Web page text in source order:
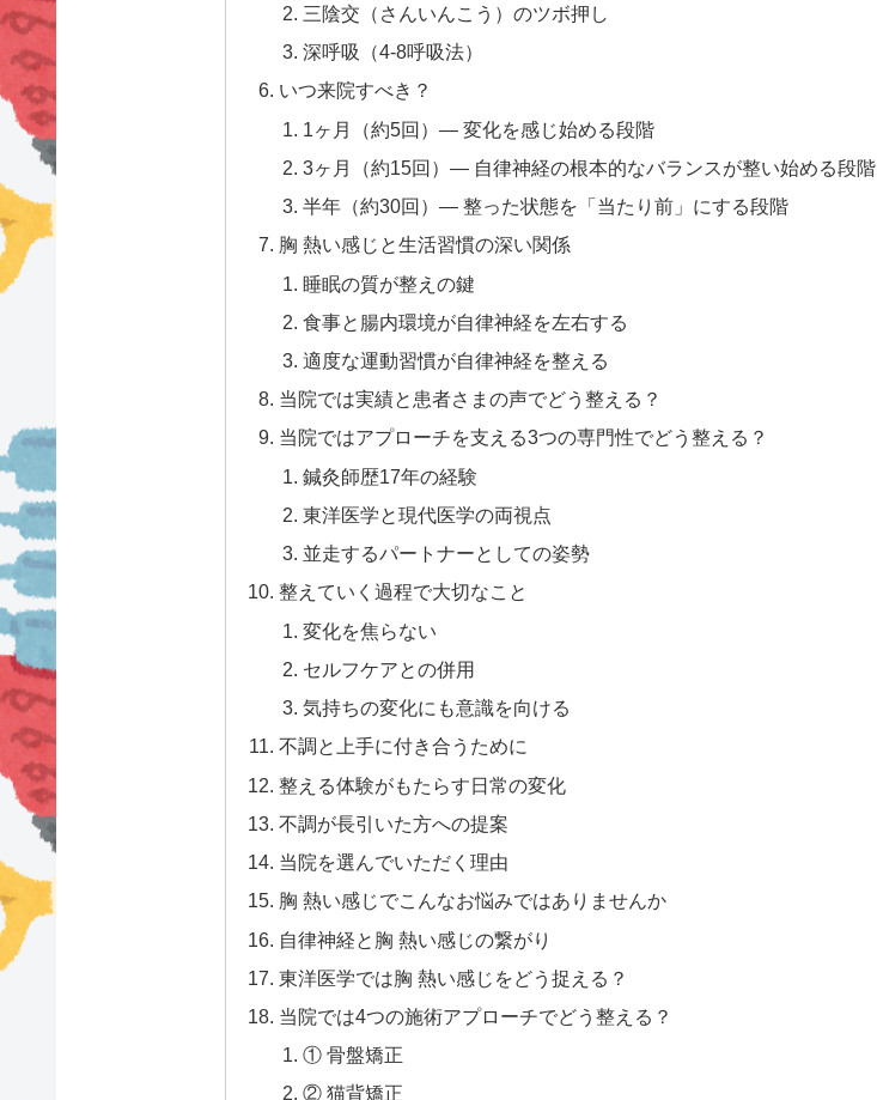
三陰交（さんいんこう）のツボ押し
深呼吸（4-8呼吸法）
いつ来院すべき？
1ヶ月（約5回）— 変化を感じ始める段階
3ヶ月（約15回）— 自律神経の根本的なバランスが整い始める段階
半年（約30回）— 整った状態を「当たり前」にする段階
胸 熱い感じと生活習慣の深い関係
睡眠の質が整えの鍵
食事と腸内環境が自律神経を左右する
適度な運動習慣が自律神経を整える
当院では実績と患者さまの声でどう整える？
当院ではアプローチを支える3つの専門性でどう整える？
鍼灸師歴17年の経験
東洋医学と現代医学の両視点
並走するパートナーとしての姿勢
整えていく過程で大切なこと
変化を焦らない
セルフケアとの併用
気持ちの変化にも意識を向ける
不調と上手に付き合うために
整える体験がもたらす日常の変化
不調が長引いた方への提案
当院を選んでいただく理由
胸 熱い感じでこんなお悩みではありませんか
自律神経と胸 熱い感じの繋がり
東洋医学では胸 熱い感じをどう捉える？
当院では4つの施術アプローチでどう整える？
① 骨盤矯正
② 猫背矯正